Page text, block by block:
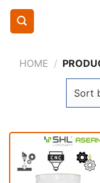
Chuyển
nội
HOME /